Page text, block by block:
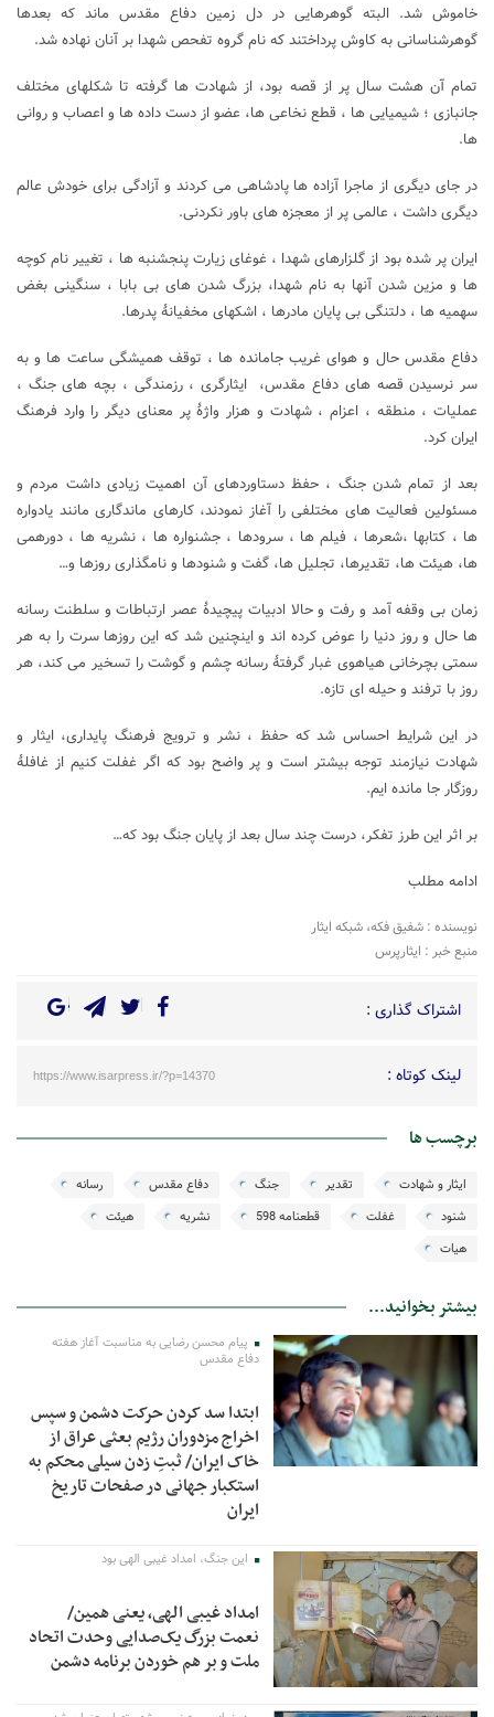
خاموش شد. البته گوهرهایی در دل زمین دفاع مقدس ماند که بعدها
گوهرشناسانی به کاوش پرداختند که نام گروه تفحص شهدا بر آنان نهاده شد.
تمام آن هشت سال پر از قصه بود، از شهادت ها گرفته تا شکلهای مختلف
جانبازی ؛ شیمیایی ها ، قطع نخاعی ها، عضو از دست داده ها و اعصاب و روانی
ها.
در جای دیگری از ماجرا آزاده ها پادشاهی می کردند و آزادگی برای خودش عالم
دیگری داشت ، عالمی پر از معجزه های باور نکردنی.
ایران پر شده بود از گلزارهای شهدا ، غوغای زیارت پنجشنبه ها ، تغییر نام کوچه
ها و مزین شدن آنها به نام شهدا، بزرگ شدن های بی بابا ، سنگینی بغض
سهمیه ها ، دلتنگی بی پایان مادرها ، اشکهای مخفیانۀ پدرها.
دفاع مقدس حال و هوای غریب جامانده ها ، توقف همیشگی ساعت ها و به
سر نرسیدن قصه های دفاع مقدس، ایثارگری ، رزمندگی ، بچه های جنگ ،
عملیات ، منطقه ، اعزام ، شهادت و هزار واژۀ پر معنای دیگر را وارد فرهنگ
ایران کرد.
بعد از تمام شدن جنگ ، حفظ دستاوردهای آن اهمیت زیادی داشت مردم و
مسئولین فعالیت های مختلفی را آغاز نمودند، کارهای ماندگاری مانند یادواره
ها ، کتابها ،شعرها ، فیلم ها ، سرودها ، جشنواره ها ، نشریه ها ، دورهمی
ها، هیئت ها، تقدیرها، تجلیل ها، گفت و شنودها و نامگذاری روزها و…
زمان بی وقفه آمد و رفت و حالا ادبیات پیچیدۀ عصر ارتباطات و سلطنت رسانه
ها حال و روز دنیا را عوض کرده اند و اینچنین شد که این روزها سرت را به هر
سمتی بچرخانی هیاهوی غبار گرفتۀ رسانه چشم و گوشت را تسخیر می کند، هر
روز با ترفند و حیله ای تازه.
در این شرایط احساس شد که حفظ ، نشر و ترویج فرهنگ پایداری، ایثار و
شهادت نیازمند توجه بیشتر است و پر واضح بود که اگر غفلت کنیم از غافلۀ
روزگار جا مانده ایم.
بر اثر این طرز تفکر، درست چند سال بعد از پایان جنگ بود که…
ادامه مطلب
نویسنده : شفیق فکه، شبکه ایثار
منبع خبر : ایثارپرس
اشتراک گذاری :
لینک کوتاه : https://www.isarpress.ir/?p=14370
برچسب ها
ایثار و شهادت تقدیر جنگ دفاع مقدس
رسانه
شنود
غفلت قطعنامه 598 نشریه
هیئت
هیات
بیشتر بخوانید...
پیام محسن رضایی به مناسبت آغاز هفته
دفاع مقدس
ابتدا سد کردن حرکت دشمن و سپس
اخراج مزدوران رژیم بعثی عراق از
خاک ایران/ ثبتِ زدن سیلی محکم به
استکبار جهانی در صفحات تاریخ
ایران
این جنگ، امداد غیبی الهی بود
امداد غیبی الهی، یعنی همین/
نعمت بزرگ یک‌صدایی وحدت اتحاد
ملت و بر هم خوردن برنامه دشمن